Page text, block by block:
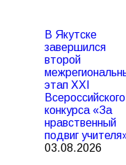
В Якутске
завершился
второй
этап XXI
Всероссийского
конкурса «За
нравственный
подвиг
03.08.2026